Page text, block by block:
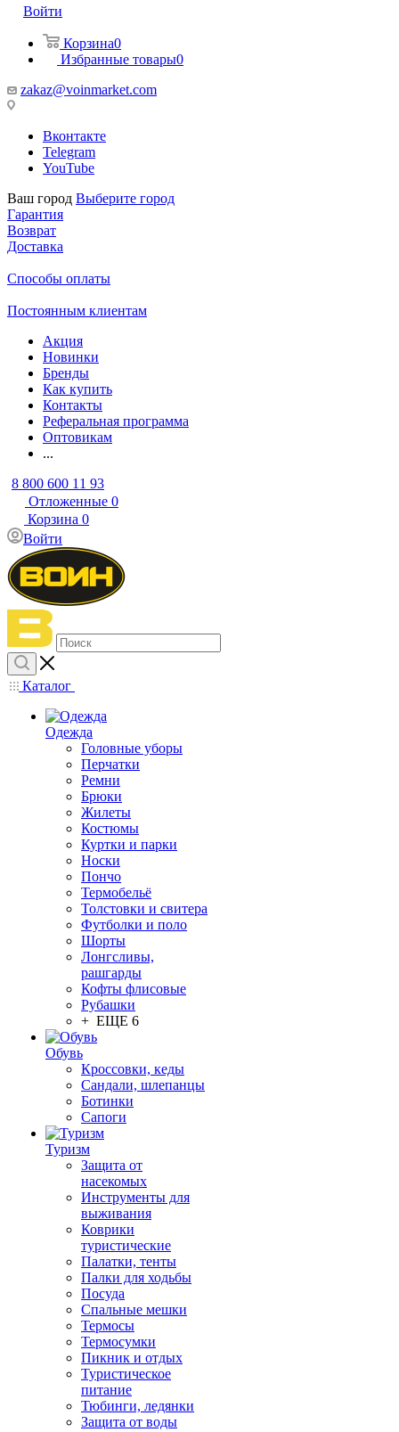
Войти
Корзина0
Избранные товары0
zakaz@voinmarket.com
Вконтакте
Telegram
YouTube
Ваш город Выберите город
Гарантия
Возврат
Доставка
Способы оплаты
Постоянным клиентам
Акция
Новинки
Бренды
Как купить
Контакты
Реферальная программа
Оптовикам
...
8 800 600 11 93
Отложенные 0
Корзина 0
Войти
Каталог
Одежда
Головные уборы
Перчатки
Ремни
Брюки
Жилеты
Костюмы
Куртки и парки
Носки
Пончо
Термобельё
Толстовки и свитера
Футболки и поло
Шорты
Лонгсливы,
рашгарды
Кофты флисовые
Рубашки
+ ЕЩЕ 6
Обувь
Кроссовки, кеды
Сандали, шлепанцы
Ботинки
Сапоги
Туризм
Защита от
насекомых
Инструменты для
выживания
Коврики
туристические
Палатки, тенты
Палки для ходьбы
Посуда
Спальные мешки
Термосы
Термосумки
Пикник и отдых
Туристическое
питание
Тюбинги, ледянки
Защита от воды